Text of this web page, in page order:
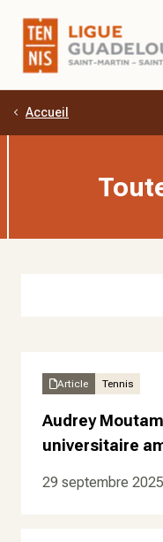
Aller au contenu
Accueil
Article Tennis
Audrey
universitaire
29 septembre 2025